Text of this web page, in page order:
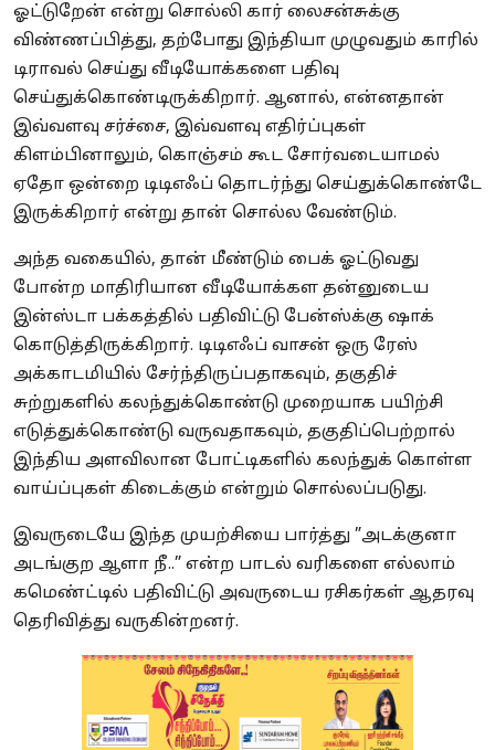
ஓட்டுறேன் என்று சொல்லி கார் லைசன்சுக்கு
விண்ணப்பித்து, தற்போது இந்தியா முழுவதும் காரில்
டிராவல் செய்து வீடியோக்களை பதிவு
செய்துக்கொண்டிருக்கிறார். ஆனால், என்னதான்
இவ்வளவு சர்ச்சை, இவ்வளவு எதிர்ப்புகள்
கிளம்பினாலும், கொஞ்சம் கூட சோர்வடையாமல்
ஏதோ ஒன்றை டிடிஎஃப் தொடர்ந்து செய்துக்கொண்டே
இருக்கிறார் என்று தான் சொல்ல வேண்டும்.
அந்த வகையில், தான் மீண்டும் பைக் ஓட்டுவது
போன்ற மாதிரியான வீடியோக்கள தன்னுடைய
இன்ஸ்டா பக்கத்தில் பதிவிட்டு பேன்ஸ்க்கு ஷாக்
கொடுத்திருக்கிறார். டிடிஎஃப் வாசன் ஒரு ரேஸ்
அக்காடமியில் சேர்ந்திருப்பதாகவும், தகுதிச்
சுற்றுகளில் கலந்துக்கொண்டு முறையாக பயிற்சி
எடுத்துக்கொண்டு வருவதாகவும், தகுதிப்பெற்றால்
இந்திய அளவிலான போட்டிகளில் கலந்துக் கொள்ள
வாய்ப்புகள் கிடைக்கும் என்றும் சொல்லப்படுது.
இவருடையே இந்த முயற்சியை பார்த்து ”அடக்குனா
அடங்குற ஆளா நீ..” என்ற பாடல் வரிகளை எல்லாம்
கமெண்ட்டில் பதிவிட்டு அவருடைய ரசிகர்கள் ஆதரவு
தெரிவித்து வருகின்றனர்.